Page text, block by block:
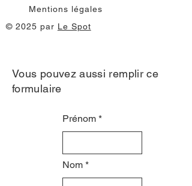
Mentions légales
© 2025 par Le Spot
Vous pouvez aussi remplir ce
formulaire
Prénom
Nom